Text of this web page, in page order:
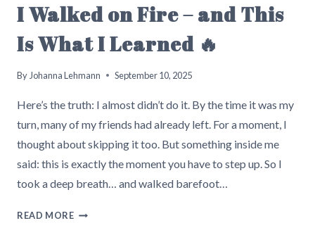
I Walked on Fire – and This
Is What I Learned 🔥
By Johanna Lehmann September 10, 2025
Here’s the truth: I almost didn’t do it. By the time it was my
turn, many of my friends had already left. For a moment, I
thought about skipping it too. But something inside me
said: this is exactly the moment you have to step up. So I
took a deep breath… and walked barefoot…
READ MOREI